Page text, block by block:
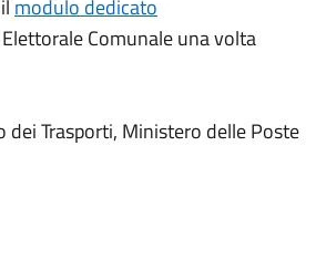
modulo dedicato
Comunale una volta
Trasporti, Ministero delle Poste